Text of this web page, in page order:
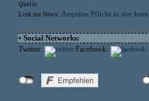
Quelle:
Link zur News: Aequitas Pflicht in der
• Social Networks:
Twitter:
Facebook: